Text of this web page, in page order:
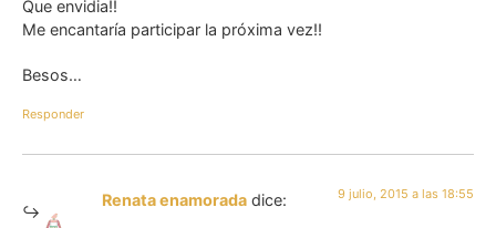
Que envidia!!
Me encantaría participar la próxima vez!!
Besos…
Responder
Renata enamorada dice: 9 julio, 2015 a las 18:55